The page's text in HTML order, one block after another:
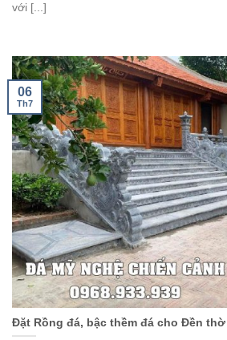
với [...]
Đặt Rồng đá, bậc thềm đá cho Đền thờ
06
Th7